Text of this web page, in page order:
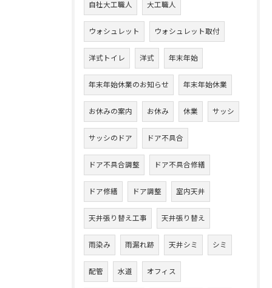
自社大工職人 大工職人
ウォシュレット ウォシュレット取付
洋式トイレ 洋式 年末年始
年末年始休業のお知らせ 年末年始休業
お休みの案内 お休み 休業 サッシ
サッシのドア ドア不具合
ドア不具合調整 ドア不具合修繕
ドア修繕 ドア調整 室内天井
天井張り替え工事 天井張り替え
雨染み 雨漏れ跡 天井シミ シミ
配管 水道 オフィス